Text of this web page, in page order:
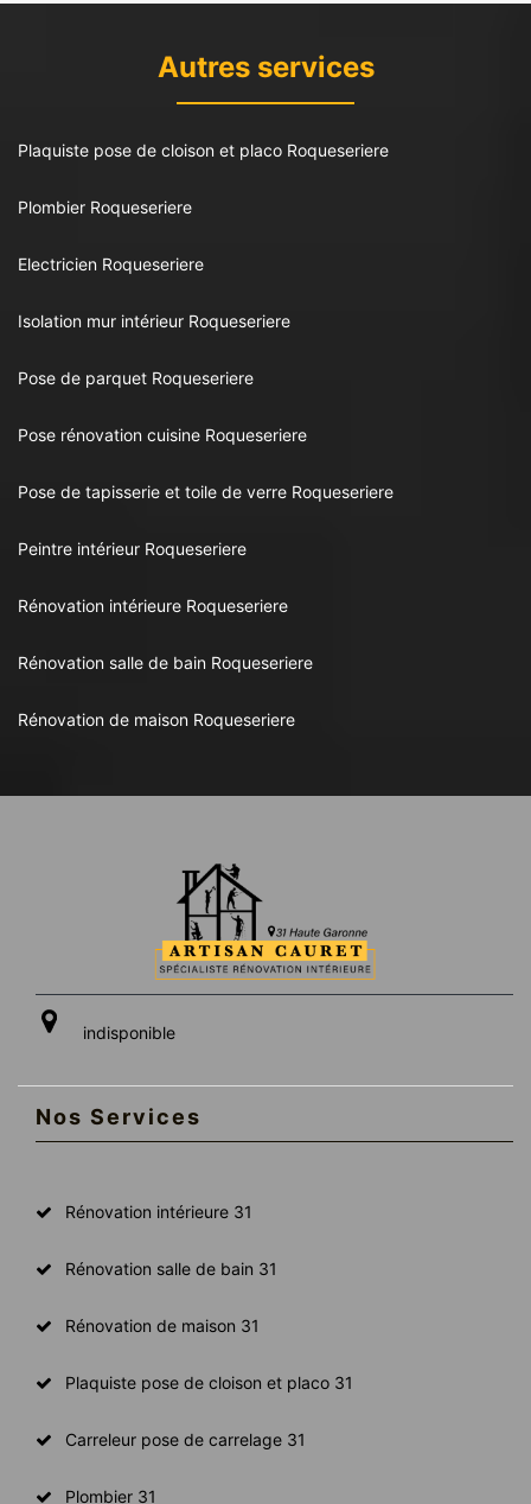
Autres services
Plaquiste pose de cloison et placo Roqueseriere
Plombier Roqueseriere
Electricien Roqueseriere
Isolation mur intérieur Roqueseriere
Pose de parquet Roqueseriere
Pose rénovation cuisine Roqueseriere
Pose de tapisserie et toile de verre Roqueseriere
Peintre intérieur Roqueseriere
Rénovation intérieure Roqueseriere
Rénovation salle de bain Roqueseriere
Rénovation de maison Roqueseriere
indisponible
Nos Services
Rénovation intérieure 31
Rénovation salle de bain 31
Rénovation de maison 31
Plaquiste pose de cloison et placo 31
Carreleur pose de carrelage 31
Plombier 31